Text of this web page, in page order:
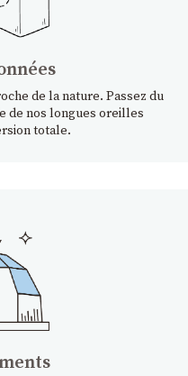
de la nature. Passez du
de nos longues oreilles
totale.